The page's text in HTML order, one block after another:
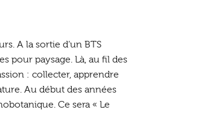
A la sortie d’un BTS
pour paysage. Là, au fil des
: collecter, apprendre
Au début des années
Ce sera « Le